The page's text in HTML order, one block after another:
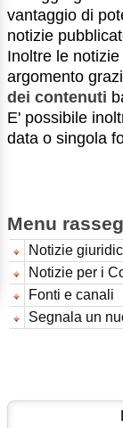
vantaggio di
notizie
Inoltre le
argomento
dei contenuti
E' possibile
data o singola
Menu
Notizie
Notizie per i
Fonti e canali
Segnala un